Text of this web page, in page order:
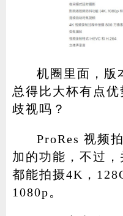
机圈里面，版
总得比大杯有点
歧视吗？
ProRes 视频
加的功能，不过
都能拍摄4K，
1080p。